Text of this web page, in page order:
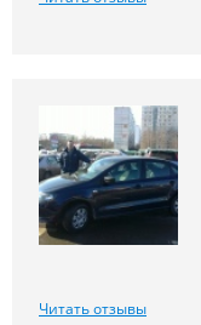
Читать отзывы